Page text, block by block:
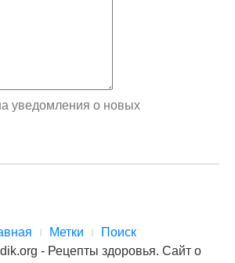
уведомления о новых
Метки
Поиск
- Рецепты здоровья. Сайт о